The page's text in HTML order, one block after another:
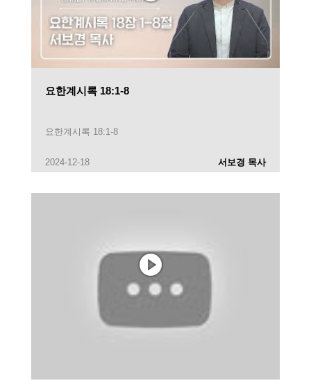
요한계시록 18:1-8
요한계시록 18:1-8
2024-12-18 서보경 목사